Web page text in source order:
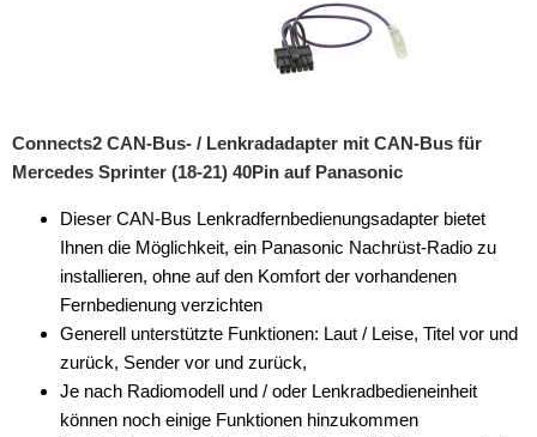
Antennenkabel
Antennensplitter
Antennenstab
Antennenstecker
Antennenverstärker
Antennenzubehör
Connects2 CAN-Bus- / Lenkradadapter mit CAN-Bus für
Mercedes Sprinter (18-21) 40Pin auf Panasonic
Dieser CAN-Bus Lenkradfernbedienungsadapter bietet
Ihnen die Möglichkeit, ein Panasonic Nachrüst-Radio zu
installieren, ohne auf den Komfort der vorhandenen
Fernbedienung verzichten
Generell unterstützte Funktionen: Laut / Leise, Titel vor und
zurück, Sender vor und zurück,
Je nach Radiomodell und / oder Lenkradbedieneinheit
können noch einige Funktionen hinzukommen